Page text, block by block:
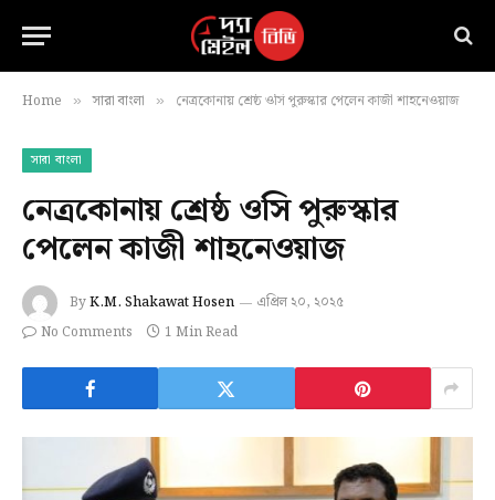
Home » সারা বাংলা » নেত্রকোনায় শ্রেষ্ঠ ওসি পুরুস্কার পেলেন কাজী শাহনেওয়াজ
সারা বাংলা
নেত্রকোনায় শ্রেষ্ঠ ওসি পুরুস্কার
পেলেন কাজী শাহনেওয়াজ
ByK.M. Shakawat Hosen
এপ্রিল ২০, ২০২৫
No Comments
1 Min Read